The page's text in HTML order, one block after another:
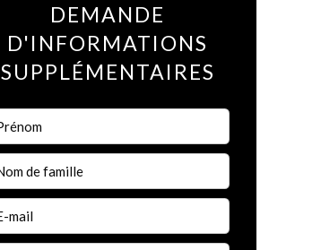
DEMANDE
D'INFORMATIONS
SUPPLÉMENTAIRES